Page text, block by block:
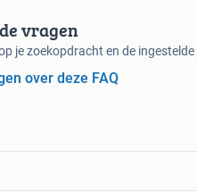
vragen
je zoekopdracht en de
over deze FAQ